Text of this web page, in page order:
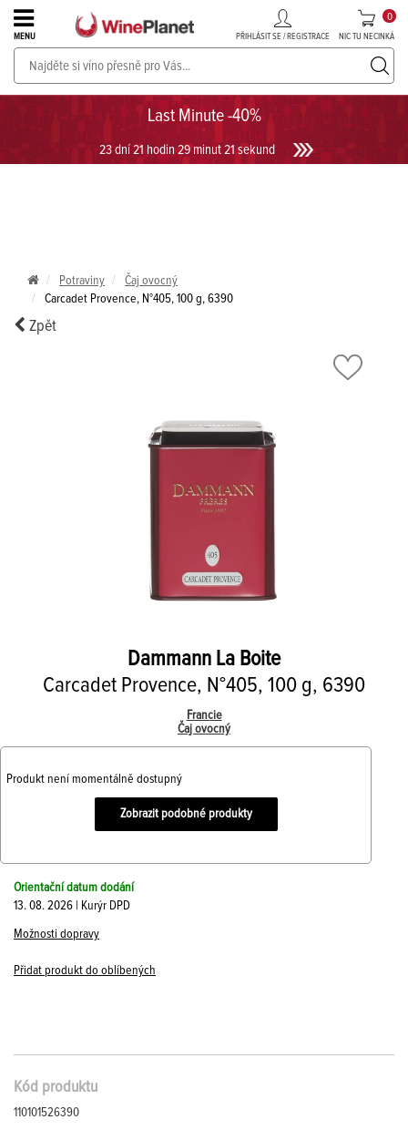
Last Minute -40%
23 dní 21 hodin 29 minut 20 sekund
MENU PŘIHLÁSIT SE / REGISTRACE NIC TU NECINKÁ
0
PROSECCO v akci až do -30%!UKÁZAT PROSECCO
Potraviny
Čaj ovocný
Carcadet Provence, N°405, 100 g, 6390
Zpět
Dammann La Boite
Carcadet Provence, N°405, 100 g, 6390
Francie
Čaj ovocný
Produkt není momentálně dostupný
Zobrazit podobné produkty
Orientační datum dodání
13. 08. 2026 | Kurýr DPD
Možnosti dopravy
Přidat produkt do oblíbených
Kód produktu
110101526390